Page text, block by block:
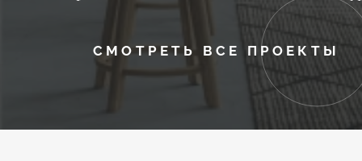
СМОТРЕТЬ ВСЕ ПРОЕКТЫ